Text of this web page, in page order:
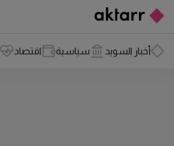
أخبار السويد سياسية اقتصاد